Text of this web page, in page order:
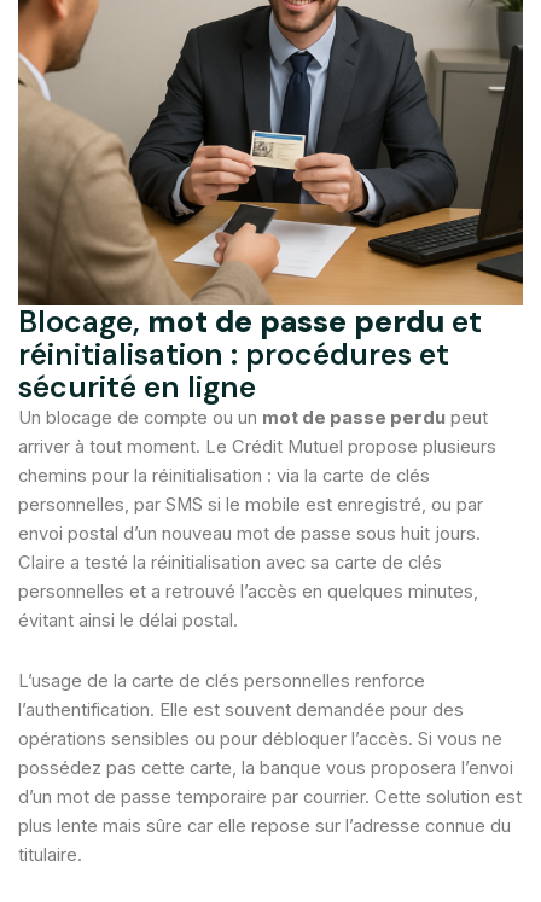
Blocage, mot de passe perdu et
réinitialisation : procédures et
sécurité en ligne
Un blocage de compte ou un mot de passe perdu peut
arriver à tout moment. Le Crédit Mutuel propose plusieurs
chemins pour la réinitialisation : via la carte de clés
personnelles, par SMS si le mobile est enregistré, ou par
envoi postal d’un nouveau mot de passe sous huit jours.
Claire a testé la réinitialisation avec sa carte de clés
personnelles et a retrouvé l’accès en quelques minutes,
évitant ainsi le délai postal.
L’usage de la carte de clés personnelles renforce
l’authentification. Elle est souvent demandée pour des
opérations sensibles ou pour débloquer l’accès. Si vous ne
possédez pas cette carte, la banque vous proposera l’envoi
d’un mot de passe temporaire par courrier. Cette solution est
plus lente mais sûre car elle repose sur l’adresse connue du
titulaire.